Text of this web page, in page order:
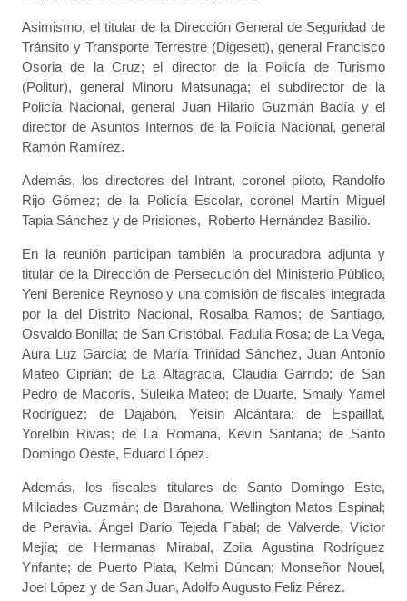
Asimismo, el titular de la Dirección General de Seguridad de
Tránsito y Transporte Terrestre (Digesett), general Francisco
Osoria de la Cruz; el director de la Policía de Turismo
(Politur), general Minoru Matsunaga; el subdirector de la
Policía Nacional, general Juan Hilario Guzmán Badía y el
director de Asuntos Internos de la Policía Nacional, general
Ramón Ramírez.
Además, los directores del Intrant, coronel piloto, Randolfo
Rijo Gómez; de la Policía Escolar, coronel Martín Miguel
Tapia Sánchez y de Prisiones, Roberto Hernández Basilio.
En la reunión participan también la procuradora adjunta y
titular de la Dirección de Persecución del Ministerio Público,
Yeni Berenice Reynoso y una comisión de fiscales integrada
por la del Distrito Nacional, Rosalba Ramos; de Santiago,
Osvaldo Bonilla; de San Cristóbal, Fadulia Rosa; de La Vega,
Aura Luz García; de María Trinidad Sánchez, Juan Antonio
Mateo Ciprián; de La Altagracia, Claudia Garrido; de San
Pedro de Macorís, Suleika Mateo; de Duarte, Smaily Yamel
Rodríguez; de Dajabón, Yeisin Alcántara; de Espaillat,
Yorelbin Rivas; de La Romana, Kevin Santana; de Santo
Domingo Oeste, Eduard López.
Además, los fiscales titulares de Santo Domingo Este,
Milciades Guzmán; de Barahona, Wellington Matos Espinal;
de Peravia. Ángel Darío Tejeda Fabal; de Valverde, Víctor
Mejía; de Hermanas Mirabal, Zoila Agustina Rodríguez
Ynfante; de Puerto Plata, Kelmi Dúncan; Monseñor Nouel,
Joel López y de San Juan, Adolfo Augusto Feliz Pérez.